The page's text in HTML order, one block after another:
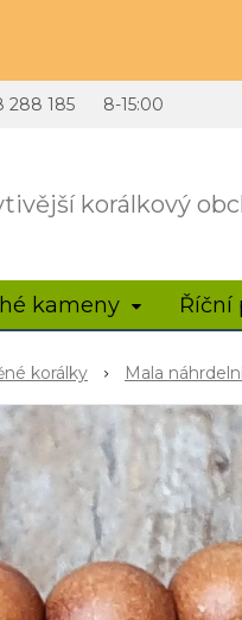
korálkový
288 185 8-15:00
kameny Říční
korálky Mala